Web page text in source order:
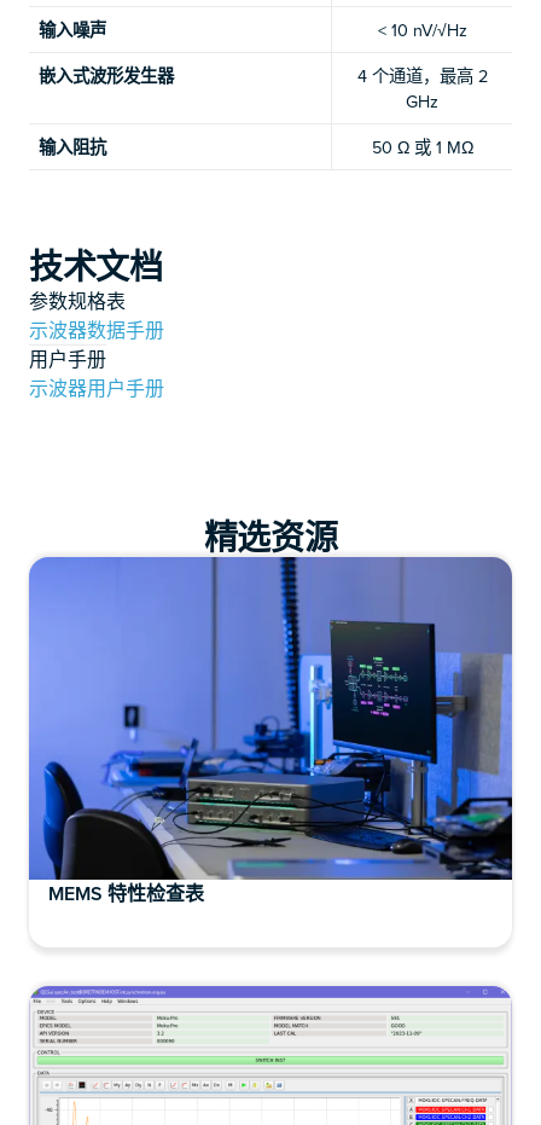
输入噪声
< 10 nV/√Hz
嵌入式波形发生器
4 个通道，最高 2
GHz
输入阻抗
50 Ω 或 1 MΩ
技术文档
参数规格表
示波器数据手册
用户手册
示波器用户手册
精选资源
MEMS 特性检查表